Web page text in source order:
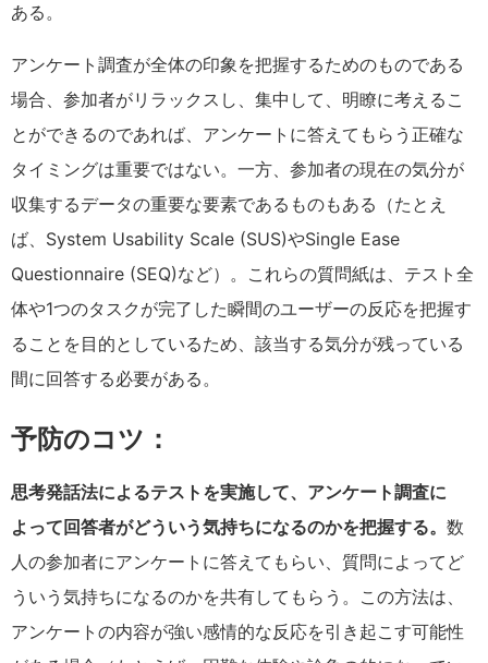
ある。
アンケート調査が全体の印象を把握するためのものである
場合、参加者がリラックスし、集中して、明瞭に考えるこ
とができるのであれば、アンケートに答えてもらう正確な
タイミングは重要ではない。一方、参加者の現在の気分が
収集するデータの重要な要素であるものもある（たとえ
ば、System Usability Scale (SUS)やSingle Ease
Questionnaire (SEQ)など）。これらの質問紙は、テスト全
体や1つのタスクが完了した瞬間のユーザーの反応を把握す
ることを目的としているため、該当する気分が残っている
間に回答する必要がある。
予防のコツ：
思考発話法によるテストを実施して、アンケート調査に
よって回答者がどういう気持ちになるのかを把握する。 数
人の参加者にアンケートに答えてもらい、質問によってど
ういう気持ちになるのかを共有してもらう。この方法は、
アンケートの内容が強い感情的な反応を引き起こす可能性